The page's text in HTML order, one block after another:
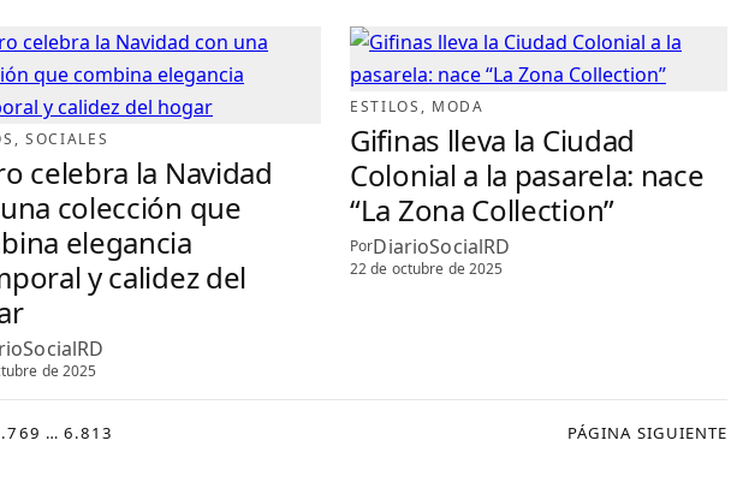
, SOCIALES
celebra la Navidad
colección que
elegancia
y calidez del
de 2025
ESTILOS , MODA
Gifinas lleva la Ciudad
Colonial a la pasarela: nace
“La Zona Collection”
PorDiarioSocialRD
22 de octubre de 2025
… 6.813 PÁGINA SIGUIENTE